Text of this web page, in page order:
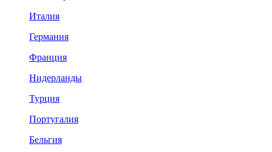
Италия
Германия
Франция
Нидерланды
Турция
Португалия
Бельгия